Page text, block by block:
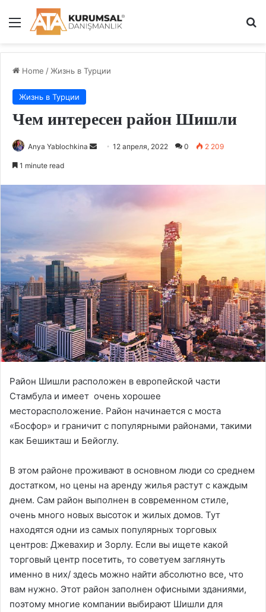
Menu
Home / Жизнь в Турции
Жизнь в Турции
Чем интересен район Шишли
Anya Yablochkina
Send12 апреля, 2022 0 2 209
1 minute read
Район Шишли расположен в европейской части
Стамбула и имеет очень хорошее
месторасположение. Район начинается с моста
«Босфор» и граничит с популярными районами, такими
как Бешикташ и Бейоглу.
В этом районе проживают в основном люди со среднем
достатком, но цены на аренду жилья растут с каждым
днем. Сам район выполнен в современном стиле,
очень много новых высоток и жилых домов. Тут
находятся одни из самых популярных торговых
центров: Джевахир и Зорлу. Если вы ищете какой
торговый центр посетить, то советуем заглянуть
именно в них/ здесь можно найти абсолютно все, что
вам нужно. Этот район заполнен офисными зданиями,
поэтому многие компании выбирают Шишли для